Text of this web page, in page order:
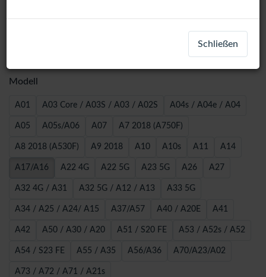
5-Pack 9H Tempered Glass Samsung
Modell
A01 A03 Core / A03S / A03 / A02S A04s / A04e / A04
A05 A05s/A06 A07 A7 2018 (A750F)
A8 2018 (A530F) A9 2018 A10 A10s A11 A14
A17/A16 A22 4G A22 5G A23 5G A26 A27
A32 4G / A31 A32 5G / A12 / A13 A33 5G
A34 / A25 / A24/ A15 A37/A57 A40 / A20E A41
A42 A50 / A30 / A20 A51 / S20 FE A53 / A52s / A52
A54 / S23 FE A55 / A35 A56/A36 A70/A23/A02
A73 / A72 / A71 / A21s
Schließen